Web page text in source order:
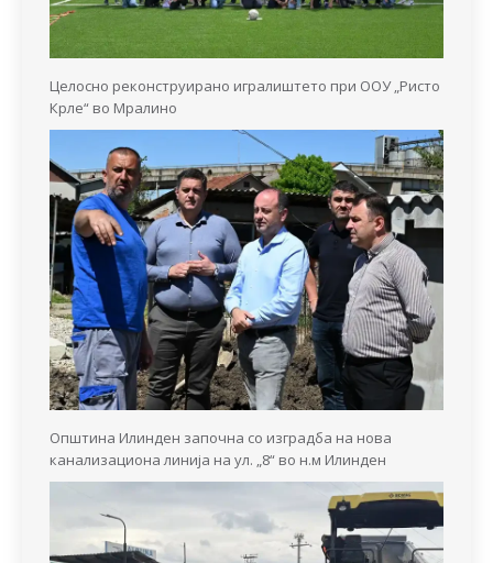
Целосно реконструирано игралиштето при ООУ „Ристо
Крле“ во Мралино
Општина Илинден започна со изградба на нова
канализациона линија на ул. „8“ во н.м Илинден